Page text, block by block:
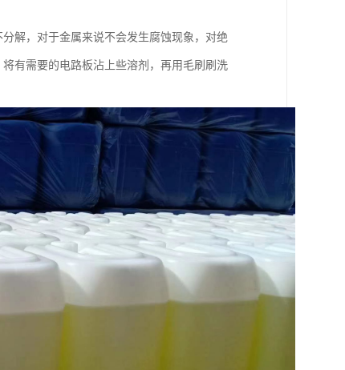
解，对于金属来说不会发生腐蚀现象，对绝
有需要的电路板沾上些溶剂，再用毛刷刷洗